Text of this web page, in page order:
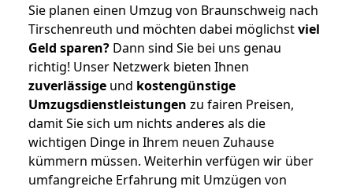
Sie planen einen Umzug von Braunschweig nach
Tirschenreuth und möchten dabei möglichstviel
Geld sparen? Dann sind Sie bei uns genau
richtig! Unser Netzwerk bieten Ihnen
zuverlässige und kostengünstige
Umzugsdienstleistungen zu fairen Preisen,
damit Sie sich um nichts anderes als die
wichtigen Dinge in Ihrem neuen Zuhause
kümmern müssen. Weiterhin verfügen wir über
umfangreiche Erfahrung mit Umzügen von